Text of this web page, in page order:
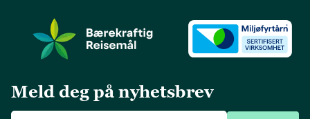
Meld deg på nyhetsbrev